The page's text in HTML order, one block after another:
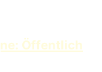
Öffentlich